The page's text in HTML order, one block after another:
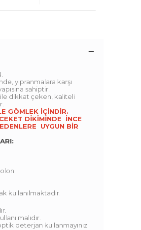
yıpranmalara karşı
sahiptir.
dikkat çeken, kaliteli
GÖMLEK İÇİNDİR.
DİKİMİNDE İNCE
UYGUN BİR
kullanılmaktadır.
deterjan kullanmayınız.